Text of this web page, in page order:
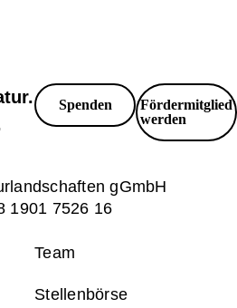
Spenden
Fördermitglied
werden
gGmbH
1901 7526 16
Team
Stellenbörse